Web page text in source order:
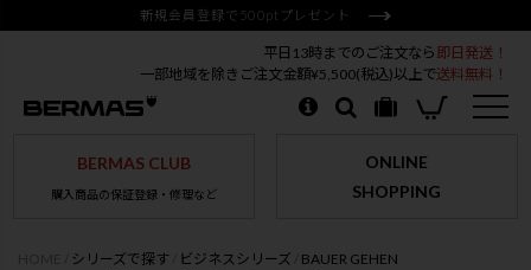
新規会員登録で500ptプレゼント
平日13時までのご注文なら 即日発送！
一部地域を除きご注文金額¥5,500(税込)以上で送料無料！
BERMAS CLUB
購入商品の保証登録・修理など
ONLINE
SHOPPING
シリーズで探す ビジネスシリーズ
BAUER GEHEN